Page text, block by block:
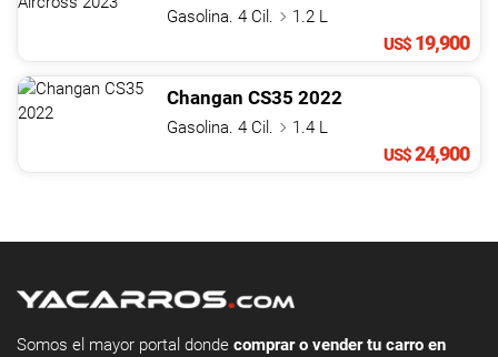
Gasolina. 4 Cil.
1.2 L
US$ 19,900
Changan CS35 2022
Gasolina. 4 Cil.
1.4 L
US$24,900
Somos el mayor portal donde comprar o vender tu carro en